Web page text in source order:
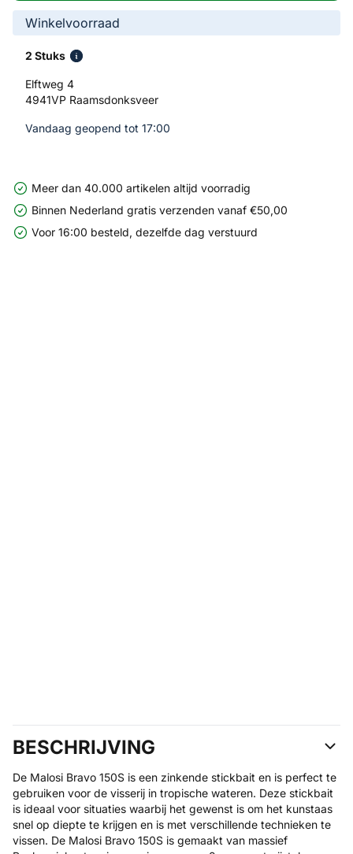
Winkelvoorraad
2 Stuks
Elftweg 4
4941VP Raamsdonksveer
Vandaag geopend tot 17:00
Meer dan 40.000 artikelen altijd voorradig
Binnen Nederland gratis verzenden vanaf €50,00
Voor 16:00 besteld, dezelfde dag verstuurd
BESCHRIJVING
De Malosi Bravo 150S is een zinkende stickbait en is perfect te
gebruiken voor de visserij in tropische wateren. Deze stickbait
is ideaal voor situaties waarbij het gewenst is om het kunstaas
snel op diepte te krijgen en is met verschillende technieken te
vissen. De Malosi Bravo 150S is gemaakt van massief